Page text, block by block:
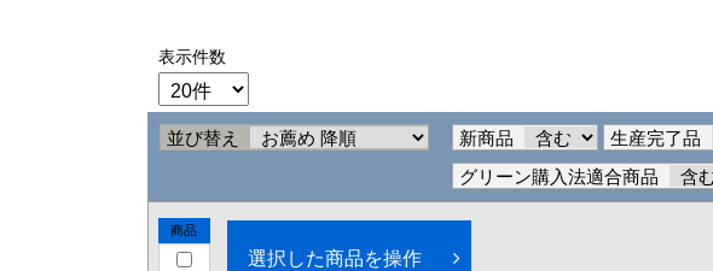
表示件数
並び替え 新商品 生産完了品
グリーン購入法適合商品
商品
選択した商品を操作